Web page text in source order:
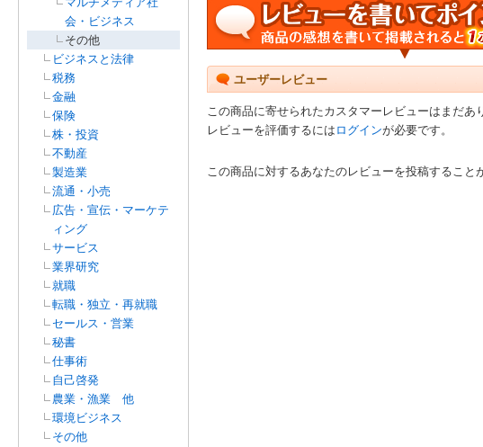
会・ビジネス
その他
ビジネスと法律
税務
金融
保険
株・投資
不動産
製造業
流通・小売
広告・宣伝・マーケテ
ィング
サービス
業界研究
就職
転職・独立・再就職
セールス・営業
秘書
仕事術
自己啓発
農業・漁業 他
環境ビジネス
その他
ユーザーレビュー
この商品に寄せられたカスタマーレビューはまだあ
レビューを評価するには ログインが必要です。
この商品に対するあなたのレビューを投稿すること